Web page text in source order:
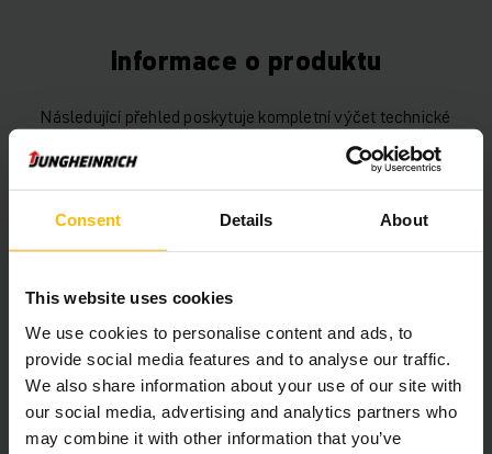
Consent Details About
This website uses cookies
We use cookies to personalise content and ads, to
provide social media features and to analyse our traffic.
We also share information about your use of our site with
our social media, advertising and analytics partners who
may combine it with other information that you’ve
Informace o produktu
Následující přehled poskytuje kompletní výčet technické
specifikace vozíku a jeho vybavení.
Technické údaje
Baterie Lithium-iontová, 25 V / 110 Ah
Nabíječka
Rok výroby baterie 2018
Rok 2018